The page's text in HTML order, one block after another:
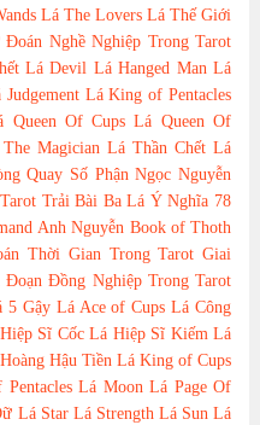
Lá The Lovers Lá Thế Giới
Đoán Nghề Nghiệp Trong Tarot
Lá Devil Lá Hanged Man Lá
Judgement Lá King of Pentacles
Queen Of Cups Lá Queen Of
Magician Lá Thần Chết Lá
Quay Số Phận Ngọc Nguyễn
Trải Bài Ba Lá Ý Nghĩa 78
Anh Nguyễn Book of Thoth
Thời Gian Trong Tarot Giai
Đoạn Đồng Nghiệp Trong Tarot
5 Gậy Lá Ace of Cups Lá Công
Sĩ Cốc Lá Hiệp Sĩ Kiếm Lá
Hậu Tiền Lá King of Cups
Lá Moon Lá Page Of
Lá Star Lá Strength Lá Sun Lá